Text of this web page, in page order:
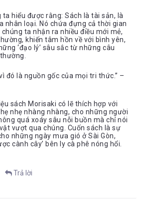
ta hiểu được rằng: Sách là tài sản, là
nhân loại. Nó chứa đựng cả thời gian
ta nhận ra nhiều điều mới mẻ,
khiến tâm hồn về với bình yên,
‘đạo lý’ sâu sắc từ những câu
đó là nguồn gốc của mọi tri thức.” –
sách Morisaki có lẽ thích hợp với
nhẹ nhàng nhàng, cho những người
quá xoáy sâu nỗi buồn mà chỉ nói
vượt qua chúng. Cuốn sách là sự
những ngày mưa gió ở Sài Gòn,
cành cây’ bên ly cà phê nóng hổi.
Trả lời